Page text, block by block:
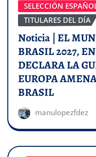
SELECCIÓN
TITULARES DEL DÍA
Noticia | EL
BRASIL 2027,
DECLARA LA
EUROPA
BRASIL
manulopezfdez